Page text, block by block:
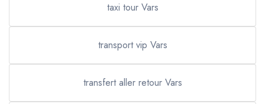
taxi tour Vars
transport vip Vars
transfert aller retour Vars